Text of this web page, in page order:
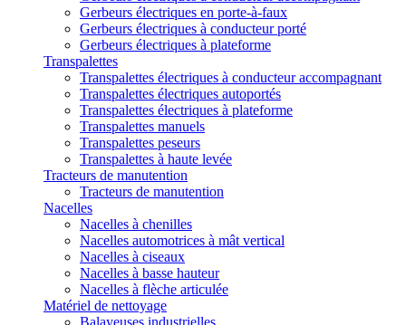
Gerbeurs électriques en porte-à-faux
Gerbeurs électriques à conducteur porté
Gerbeurs électriques à plateforme
Transpalettes
Transpalettes électriques à conducteur accompagnant
Transpalettes électriques autoportés
Transpalettes électriques à plateforme
Transpalettes manuels
Transpalettes peseurs
Transpalettes à haute levée
Tracteurs de manutention
Tracteurs de manutention
Nacelles
Nacelles à chenilles
Nacelles automotrices à mât vertical
Nacelles à ciseaux
Nacelles à basse hauteur
Nacelles à flèche articulée
Matériel de nettoyage
Balayeuses industrielles